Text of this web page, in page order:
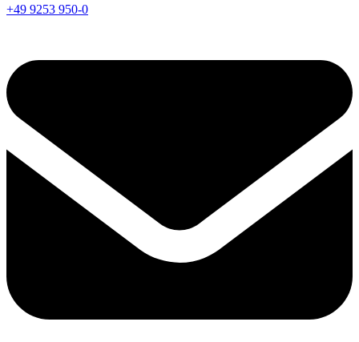
+49 9253 950-0